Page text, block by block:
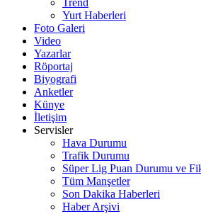
Trend
Yurt Haberleri
Foto Galeri
Video
Yazarlar
Röportaj
Biyografi
Anketler
Künye
İletişim
Servisler
Hava Durumu
Trafik Durumu
Süper Lig Puan Durumu ve
Tüm Manşetler
Son Dakika Haberleri
Haber Arşivi